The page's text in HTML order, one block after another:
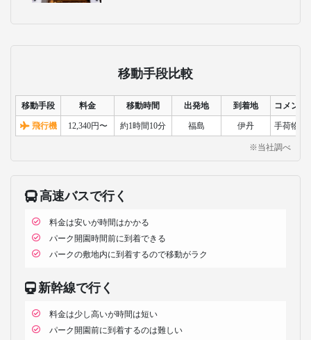
移動手段比較
移動手段 料金 移動時間 出発地 到着地 コメント
飛行機 12,340円〜 約1時間10分 福島 伊丹 手荷物検
※当社調べ
高速バスで行く
料金は安いが時間はかかる
パーク開園時間前に到着できる
パークの敷地内に到着するので移動がラク
新幹線で行く
料金は少し高いが時間は短い
パーク開園前に到着するのは難しい